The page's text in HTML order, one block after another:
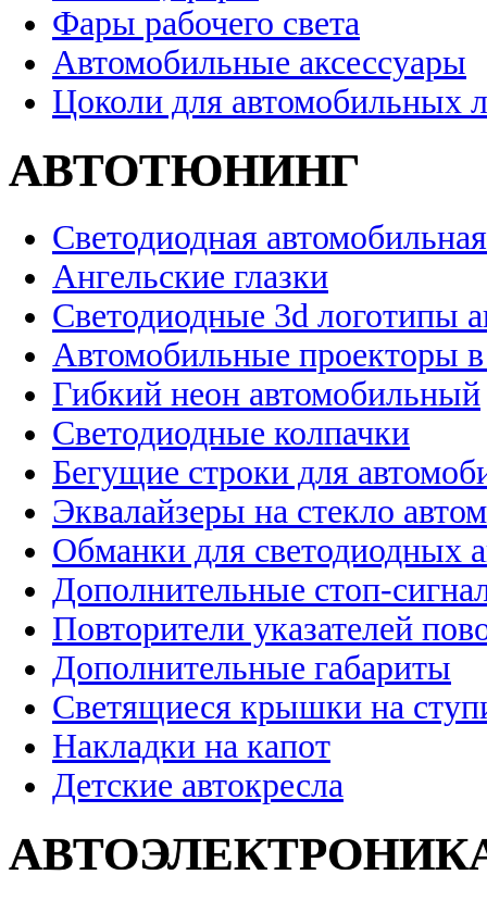
Фары рабочего света
Автомобильные аксессуары
Цоколи для автомобильных
АВТОТЮНИНГ
Светодиодная
Ангельские глазки
Светодиодные 3d логотипы
Автомобильные проекторы
Гибкий неон автомобильный
Светодиодные колпачки
Бегущие строки для
Эквалайзеры на стекло
Обманки для светодиодных
Дополнительные стоп-
Повторители указателей
Дополнительные габариты
Светящиеся крышки на
Накладки на капот
Детские автокресла